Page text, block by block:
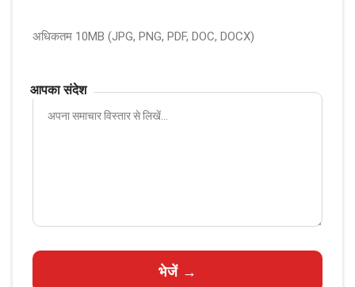
अधिकतम 10MB (JPG, PNG, PDF, DOC, DOCX)
आपका संदेश